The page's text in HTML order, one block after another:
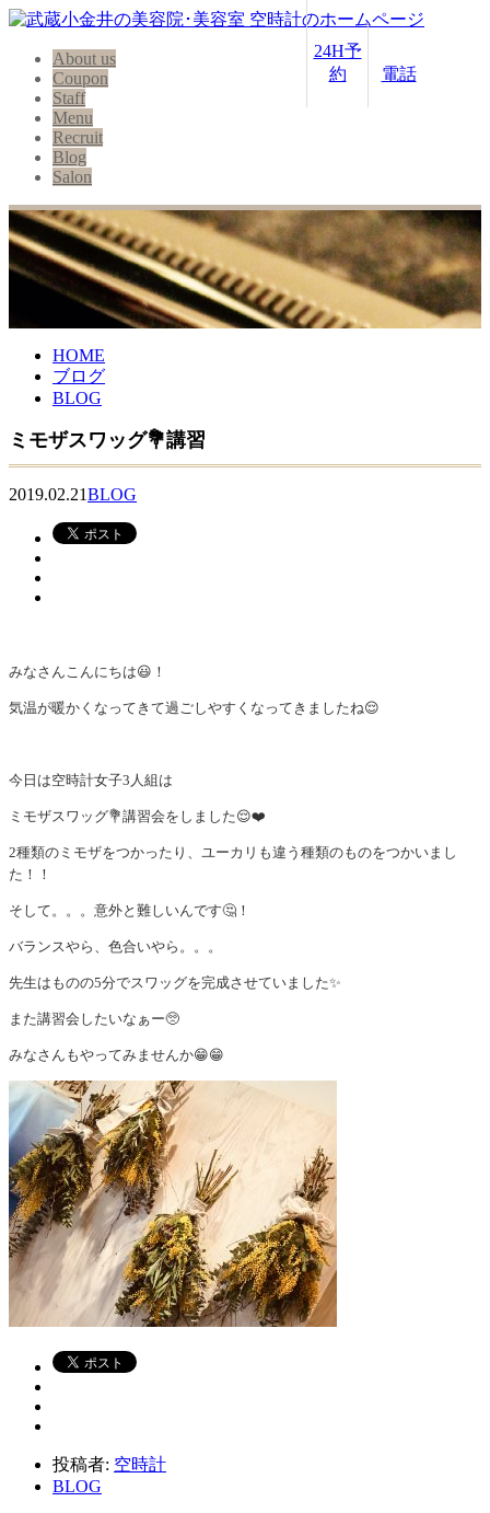
24H予
約
電話
About us
Coupon
Staff
Menu
Recruit
Blog
Salon
HOME
ブログ
BLOG
ミモザスワッグ💐講習
2019.02.21BLOG
みなさんこんにちは😃！
気温が暖かくなってきて過ごしやすくなってきましたね😌
今日は空時計女子3人組は
ミモザスワッグ💐講習会をしました😌❤️
2種類のミモザをつかったり、ユーカリも違う種類のものをつかいまし
た！！
そして。。。意外と難しいんです🤔！
バランスやら、色合いやら。。。
先生はものの5分でスワッグを完成させていました✨
また講習会したいなぁー🥺
みなさんもやってみませんか😁😁
投稿者: 空時計
BLOG